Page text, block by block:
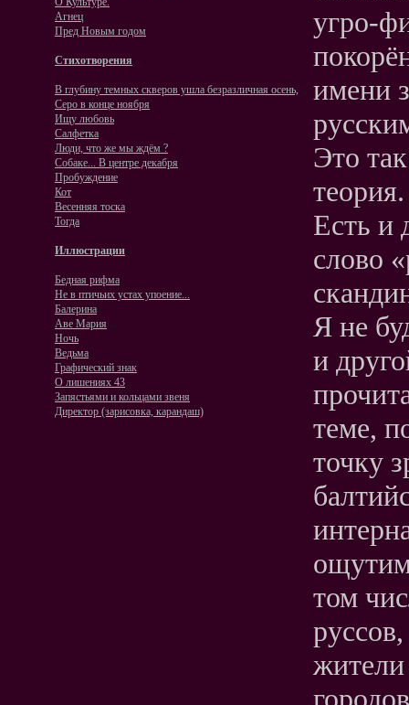
Агнец
Пред Новым годом
Стихотворения
В глубину темных скверов ушла безразличная осень,
Серо в конце ноября
Ищу любовь
Салфетка
Люди, что же мы ждём ?
Собаке... В центре декабря
Пробуждение
Кот
Весенняя тоска
Тогда
Иллюстрации
Бедная рифма
Не в птичьих устах упоение...
Балерина
Аве Мария
Ночь
Ведьма
Графический знак
О лишениях 43
Запястьями и кольцами звеня
Директор (зарисовка, карандаш)
угро-
имени
Это
теория.
Есть и
слово
Я не
и
теме,
точку
том